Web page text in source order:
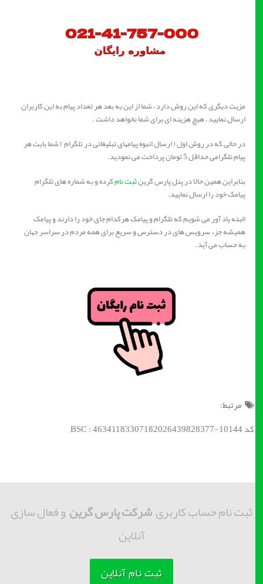
مزیت دیگری که این روش دارد ، شما از این به بعد هر تعداد پیام به این کاربران
ارسال نمایید ، هیچ هزینه ای برای شما نخواهد داشت .
در حالی که در روش اول ( ارسال انبوه پیامهای تبلیغاتی در تلگرام ) شما بابت هر
پیام تلگرامی حداقل 5 تومان پرداخت می نمودید.
بنابراین همین حالا در پنل پارس گرینثبت نامکرده و به شماره های تلگرام
پیامک خود را ارسال نمایید.
البته یاد آور می شویم که تلگرام و پیامک هرکدام جای خود را دارند و پیامک
همیشه جزء سرویس های در دسترس و سریع برای همه مردم در سراسر جهان
به حساب می آید.
مرتبط:
کد BSC : 46341183307182026439828377-10144;
ثبت نام حساب کاربریشرکت پارس گرینو فعال سازی
آنلاین
ثبت نام آنلاین